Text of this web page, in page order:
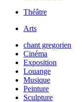
Théâtre
Arts
chant gregorien
Cinéma
Exposition
Louange
Musique
Peinture
Sculpture